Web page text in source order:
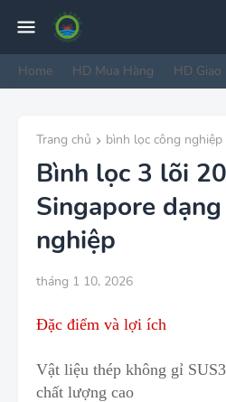
Home HD Mua Hàng HD Giao
Trang chủ bình lọc công nghiệp
Bình lọc 3 lõi
Singapore
nghiệp
tháng 1 10, 2026
Đặc điểm và lợi ích
Vật liệu thép không gỉ
chất lượng cao